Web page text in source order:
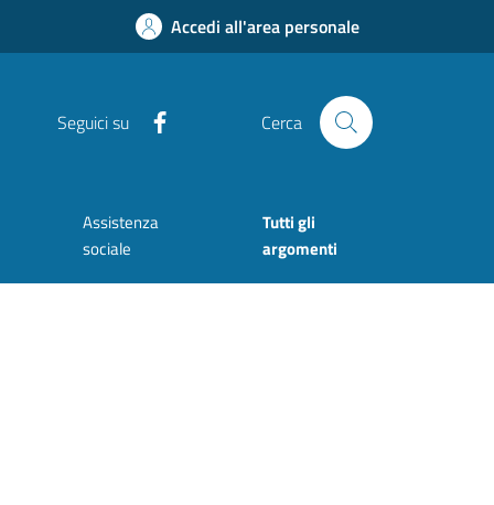
Accedi all'area personale
Seguici su Cerca
Assistenza
sociale
Tutti gli
argomenti